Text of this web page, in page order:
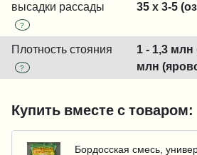
высадки рассады
?
35 x 3-5
Плотность стояния
?
1 - 1,3
млн
Купить вместе с товаром:
Бордосская смесь,